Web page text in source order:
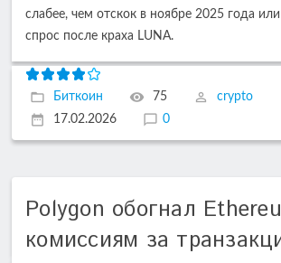
слабее, чем отскок в ноябре 2025 года
спрос после краха LUNA.
Биткоин 75
crypto
17.02.2026
0
Polygon обогнал
комиссиям за